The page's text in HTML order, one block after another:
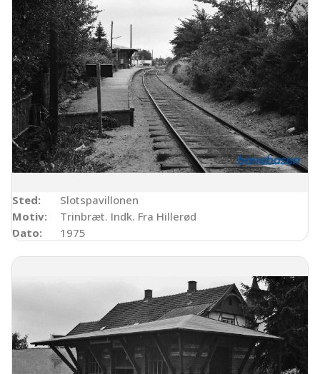
Sted:
Slotspavillonen
Motiv:
Trinbræt. Indk. Fra Hillerød
Dato:
1975